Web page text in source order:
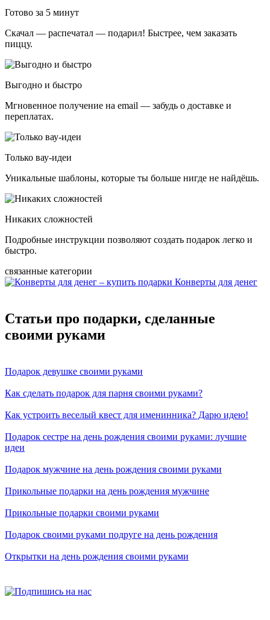
Готово за 5 минут
Скачал — распечатал — подарил! Быстрее, чем заказать
пиццу.
Выгодно и быстро
Мгновенное получение на email — забудь о доставке и
переплатах.
Только вау-идеи
Уникальные шаблоны, которые ты больше нигде не найдёшь.
Никаких сложностей
Подробные инструкции позволяют создать подарок легко и
быстро.
связанные категории
Конверты для денег
Статьи про подарки, сделанные
своими руками
Подарок девушке своими руками
Как сделать подарок для парня своими руками?
Как устроить веселый квест для именинника? Дарю идею!
Подарок сестре на день рождения своими руками: лучшие
идеи
Подарок мужчине на день рождения своими руками
Прикольные подарки на день рождения мужчине
Прикольные подарки своими руками
Подарок своими руками подруге на день рождения
Открытки на день рождения своими руками